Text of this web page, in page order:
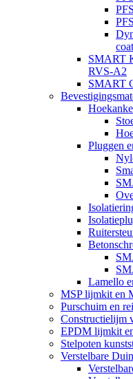
SMART
RVS-A2
SMART
Pluggen
Lamello
MSP lijmkit en
Purschuim en
Constructielijm
EPDM lijmkit
Stelpoten
Verstelbare